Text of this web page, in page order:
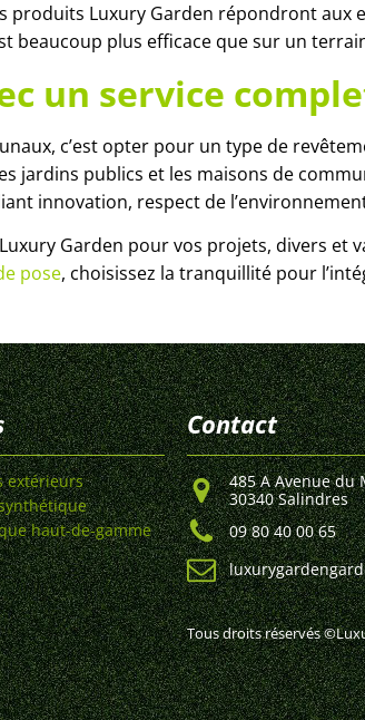
Luxury Garden répondront aux
beaucoup plus efficace que sur un
un service
c’est opter pour un type de
jardins publics et les maisons de
innovation, respect de
Garden pour vos projets, divers et
pose, choisissez la tranquillité pour
extérieurs
haut-de-gamme
Contact
485 A Avenue du
30340 Salindres
09 80 40 00 65
Tous droits réservés